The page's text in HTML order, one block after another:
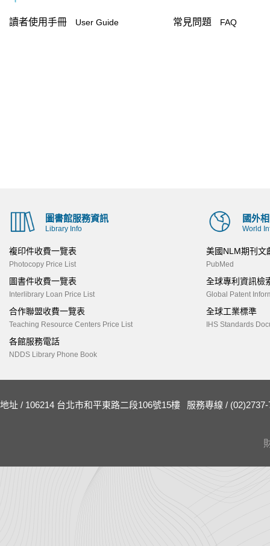
讀者使用手冊 User Guide 常見問題 FAQ
圖書館服務資訊
Library Info
複印件收費一覽表
Photocopy Price List
圖書件收費一覽表
Interlibrary Loan Price List
合作聯盟收費一覽表
Teaching Resource Centers Price List
各館服務電話
NDDS Library Phone Book
國外
World
美國NLM期刊文
PubMed
全球專利資訊檢
Global Patent
全球工業標準
IHS Standards
地址 / 106214 台北市和平東路二段106號15樓 服務專線 / (02)2737-